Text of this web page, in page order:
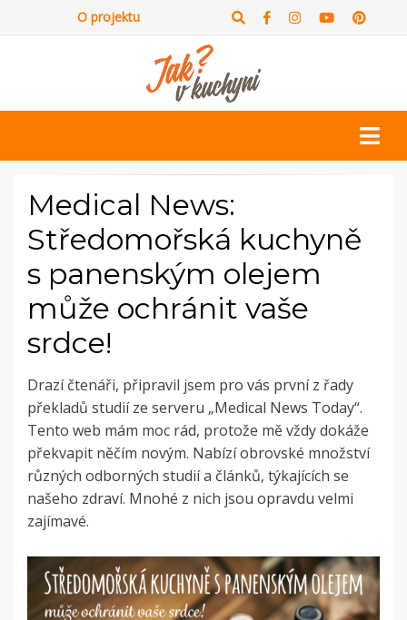
O projektu
Medical News:
Středomořská kuchyně
s panenským olejem
může ochránit vaše
srdce!
Drazí čtenáři, připravil jsem pro vás první z řady
překladů studií ze serveru „Medical News Today“.
Tento web mám moc rád, protože mě vždy dokáže
překvapit něčím novým. Nabízí obrovské množství
různých odborných studií a článků, týkajících se
našeho zdraví. Mnohé z nich jsou opravdu velmi
zajímavé.